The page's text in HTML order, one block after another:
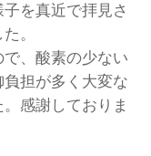
を真近で拝見さ
。
、酸素の少ない
担が多く大変な
感謝しておりま